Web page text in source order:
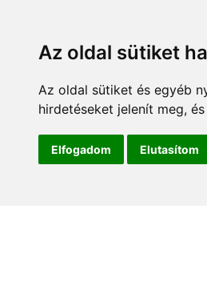
Az oldal sütiket
Az oldal sütiket és egyéb
hirdetéseket jelenít meg,
Elfogadom Elutasítom